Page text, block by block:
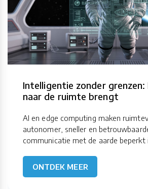
Intelligentie zonder grenzen:
naar de ruimte brengt
AI en edge computing maken
autonomer, sneller en
communicatie met de aarde beperkt
ONTDEK MEER